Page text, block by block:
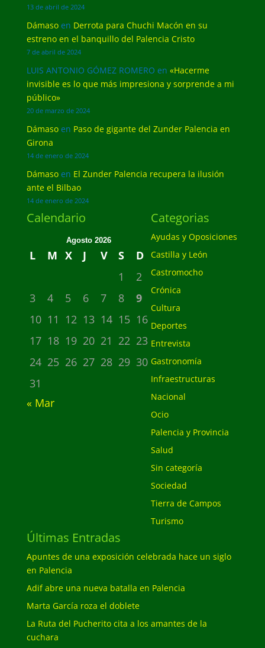
13 de abril de 2024
Dámasoen Derrota para Chuchi Macón en su
estreno en el banquillo del Palencia Cristo
7 de abril de 2024
LUIS ANTONIO GÓMEZ ROMERO en «Hacerme
invisible es lo que más impresiona y sorprende a mi
público»
20 de marzo de 2024
Dámasoen Paso de gigante del Zunder Palencia en
Girona
14 de enero de 2024
Dámasoen El Zunder Palencia recupera la ilusión
ante el Bilbao
14 de enero de 2024
Calendario
Agosto 2026
L M X J V S
D
1
2
3
4 5 6 7 8
9
10 11 12 13 14 15 16
17 18 19 20 21 22 23
24 25 26 27 28 29 30
31
« Mar
Categorias
Ayudas y Oposiciones
Castilla y León
Castromocho
Crónica
Cultura
Deportes
Entrevista
Gastronomía
Infraestructuras
Nacional
Ocio
Palencia y Provincia
Salud
Sin categoría
Sociedad
Tierra de Campos
Turismo
Últimas Entradas
Apuntes de una exposición celebrada hace un siglo
en Palencia
Adif abre una nueva batalla en Palencia
Marta García roza el doblete
La Ruta del Pucherito cita a los amantes de la
cuchara